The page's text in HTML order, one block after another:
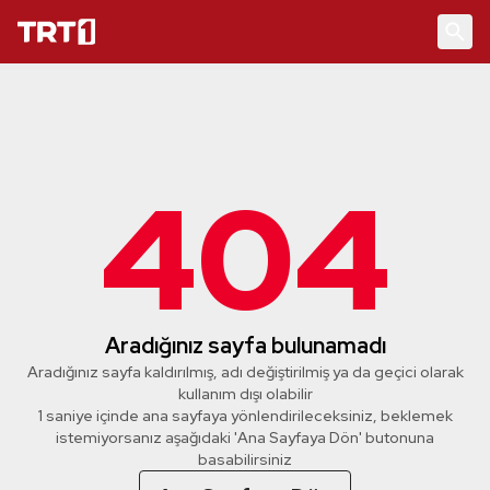
404
Aradığınız sayfa bulunamadı
Aradığınız sayfa kaldırılmış, adı değiştirilmiş ya da geçici olarak
kullanım dışı olabilir
1 saniye içinde ana sayfaya yönlendirileceksiniz, beklemek
istemiyorsanız aşağıdaki 'Ana Sayfaya Dön' butonuna
basabilirsiniz